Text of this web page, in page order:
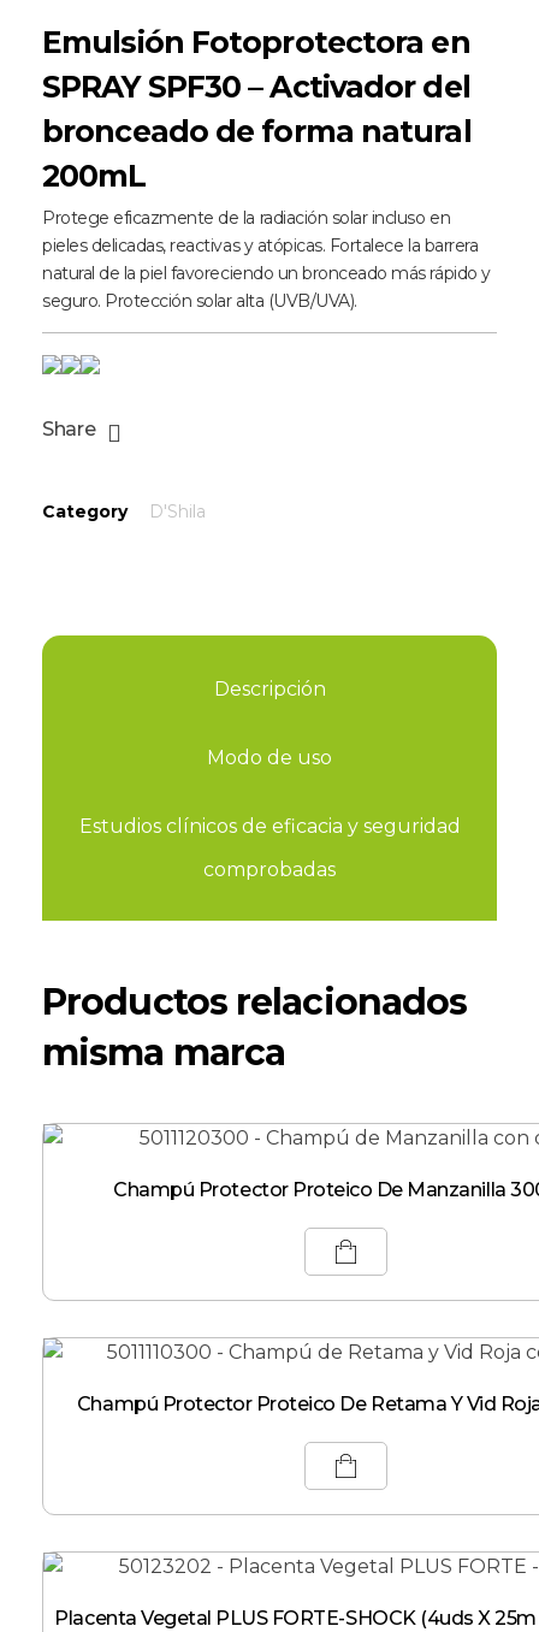
Emulsión Fotoprotectora en
SPRAY SPF30 – Activador del
bronceado de forma natural
200mL
Protege eficazmente de la radiación solar incluso en
pieles delicadas, reactivas y atópicas. Fortalece la barrera
natural de la piel favoreciendo un bronceado más rápido y
seguro. Protección solar alta (UVB/UVA).
Share
Category D'Shila
Descripción
Modo de uso
Estudios clínicos de eficacia y seguridad
comprobadas
Productos relacionados
misma marca
Champú Protector Proteico De Manzanilla
Champú Protector Proteico De Retama Y Vid
Placenta Vegetal PLUS FORTE-SHOCK (4uds X